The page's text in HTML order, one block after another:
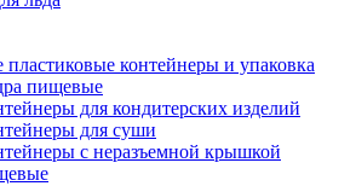
контейнеры и упаковка
пищевые
для кондитерских изделий
для суши
с неразъемной крышкой